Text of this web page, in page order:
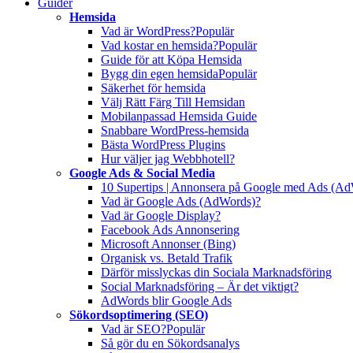
Guider
Hemsida
Vad är WordPress?Populär
Vad kostar en hemsida?Populär
Guide för att Köpa Hemsida
Bygg din egen hemsidaPopulär
Säkerhet för hemsida
Välj Rätt Färg Till Hemsidan
Mobilanpassad Hemsida Guide
Snabbare WordPress-hemsida
Bästa WordPress Plugins
Hur väljer jag Webbhotell?
Google Ads & Social Media
10 Supertips | Annonsera på Google med Ads
Vad är Google Ads (AdWords)?
Vad är Google Display?
Facebook Ads Annonsering
Microsoft Annonser (Bing)
Organisk vs. Betald Trafik
Därför misslyckas din Sociala Marknadsföring
Social Marknadsföring – Är det viktigt?
AdWords blir Google Ads
Sökordsoptimering (SEO)
Vad är SEO?Populär
Så gör du en Sökordsanalys